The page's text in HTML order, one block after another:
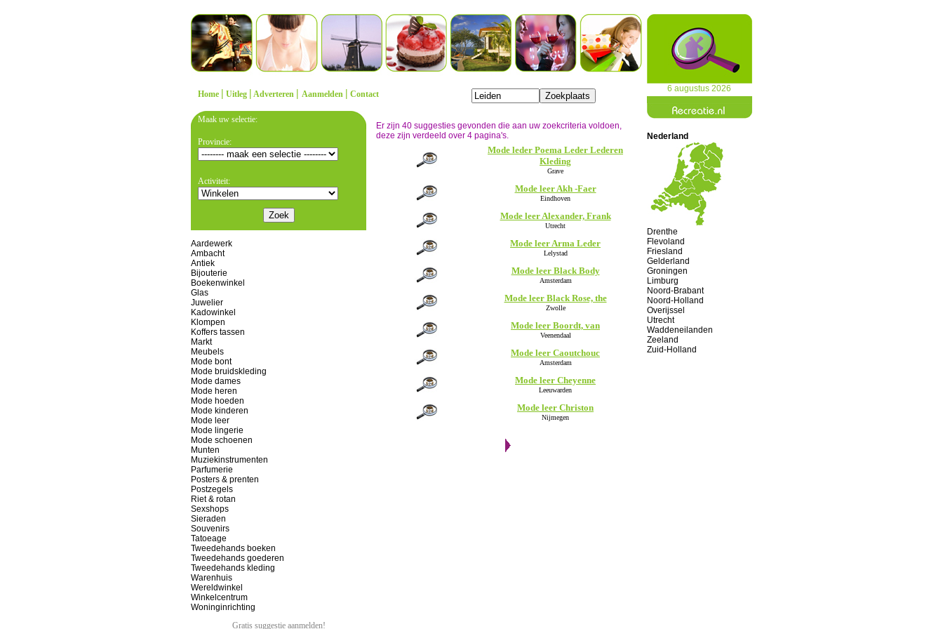
Home | Uitleg | Adverteren | Aanmelden | Contact
6 augustus 2026
Maak uw selectie:
Provincie:
Activiteit:
Aardewerk
Ambacht
Antiek
Bijouterie
Boekenwinkel
Glas
Juwelier
Kadowinkel
Klompen
Koffers tassen
Markt
Meubels
Mode bont
Mode bruidskleding
Mode dames
Mode heren
Mode hoeden
Mode kinderen
Mode leer
Mode lingerie
Mode schoenen
Munten
Muziekinstrumenten
Parfumerie
Posters & prenten
Postzegels
Riet & rotan
Sexshops
Sieraden
Souvenirs
Tatoeage
Tweedehands boeken
Tweedehands goederen
Tweedehands kleding
Warenhuis
Wereldwinkel
Winkelcentrum
Woninginrichting
Gratis suggestie aanmelden!
Er zijn 40 suggesties gevonden die aan uw zoekcriteria voldoen,
deze zijn verdeeld over 4 pagina's.
Mode leder Poema Leder Lederen
Kleding
Grave
Mode leer Akh -Faer
Eindhoven
Mode leer Alexander, Frank
Utrecht
Mode leer Arma Leder
Lelystad
Mode leer Black Body
Amsterdam
Mode leer Black Rose, the
Zwolle
Mode leer Boordt, van
Veenendaal
Mode leer Caoutchouc
Amsterdam
Mode leer Cheyenne
Leeuwarden
Mode leer Christon
Nijmegen
Nederland
Drenthe
Flevoland
Friesland
Gelderland
Groningen
Limburg
Noord-Brabant
Noord-Holland
Overijssel
Utrecht
Waddeneilanden
Zeeland
Zuid-Holland